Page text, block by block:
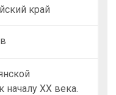
край
началу ХХ века.